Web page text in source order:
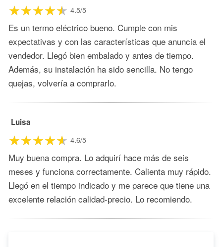
4.5/5
Es un termo eléctrico bueno. Cumple con mis
expectativas y con las características que anuncia el
vendedor. Llegó bien embalado y antes de tiempo.
Además, su instalación ha sido sencilla. No tengo
quejas, volvería a comprarlo.
Luisa
4.6/5
Muy buena compra. Lo adquirí hace más de seis
meses y funciona correctamente. Calienta muy rápido.
Llegó en el tiempo indicado y me parece que tiene una
excelente relación calidad-precio. Lo recomiendo.